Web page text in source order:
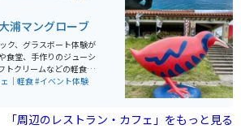
座毛限定の切手自販機
円です。
浦マングローブ
ク、グラスボート体験が
食堂、手作りのジューシ
トクリームなどの軽食も
い採れたて野菜なども
トです。駐車場も広く
｜軽食#イベント体験
「周辺のレストラン・カフェ」をもっと見る